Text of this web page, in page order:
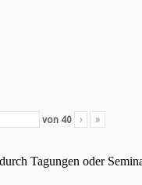
von 40 › »
Tagungen oder